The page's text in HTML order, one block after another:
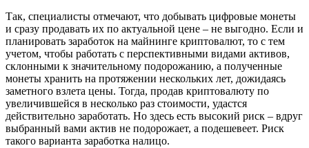
Так, специалисты отмечают, что добывать цифровые монеты
и сразу продавать их по актуальной цене – не выгодно. Если и
планировать заработок на майнинге криптовалют, то с тем
учетом, чтобы работать с перспективными видами активов,
склонными к значительному подорожанию, а полученные
монеты хранить на протяжении нескольких лет, дожидаясь
заметного взлета цены. Тогда, продав криптовалюту по
увеличившейся в несколько раз стоимости, удастся
действительно заработать. Но здесь есть высокий риск – вдруг
выбранный вами актив не подорожает, а подешевеет. Риск
такого варианта заработка налицо.